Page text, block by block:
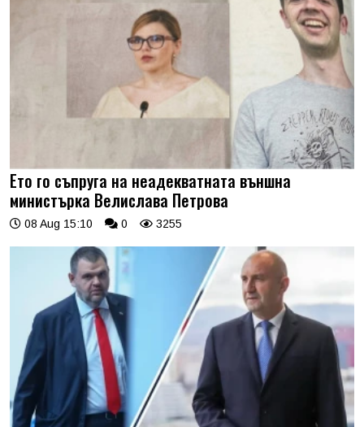
Ето го съпруга на неадекватната външна
министърка Велислава Петрова
08 Aug 15:10 0 3255